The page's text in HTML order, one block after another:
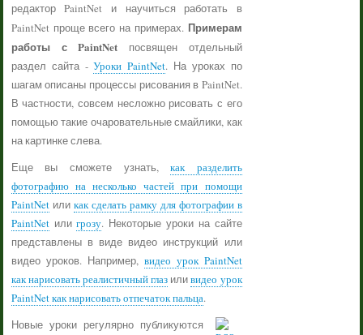
редактор PaintNet и научиться работать в
PaintNet проще всего на примерах. Примерам
работы с PaintNet посвящен отдельный
раздел сайта -Уроки PaintNet. На уроках по
шагам описаны процессы рисования в PaintNet.
В частности, совсем несложно рисовать с его
помощью такие очаровательные смайлики, как
на картинке слева.
Еще вы сможете узнать,как разделить
фотографию на несколько частей при помощи
PaintNetили как сделать рамку для фотографии в
PaintNetилигрозу. Некоторые уроки на сайте
представлены в виде видео инструкций или
видео уроков. Например, видео урок PaintNet
как нарисовать реалистичный глаз иливидео урок
PaintNet как нарисовать отпечаток пальца.
Новые уроки регулярно публикуются